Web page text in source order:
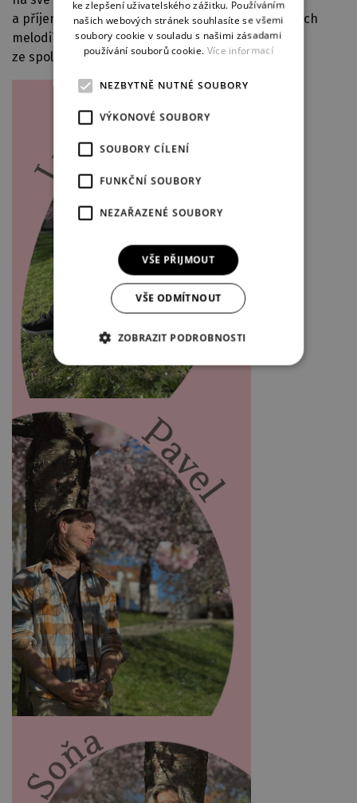
a příjemné atmosféry. Čeká vás večer plný známých
melodií, osobitého hudebního projevu a radosti
ze společného muzicírování.
GERMAN
ke zlepšení uživatelského zážitku. Používáním
našich webových stránek souhlasíte se všemi
soubory cookie v souladu s našimi zásadami
používání souborů cookie. Více informací
NEZBYTNĚ NUTNÉ SOUBORY
VÝKONOVÉ SOUBORY
SOUBORY CÍLENÍ
FUNKČNÍ SOUBORY
NEZAŘAZENÉ SOUBORY
VŠE PŘIJMOUT
VŠE ODMÍTNOUT
ZOBRAZIT PODROBNOSTI